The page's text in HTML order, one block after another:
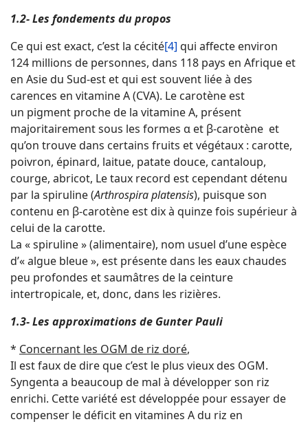
1.2- Les fondements du propos
Ce qui est exact, c’est la cécité[4] qui affecte environ
124 millions de personnes, dans 118 pays en Afrique et
en Asie du Sud-est et qui est souvent liée à des
carences en vitamine A (CVA). Le carotène est
un pigment proche de la vitamine A, présent
majoritairement sous les formes α et β-carotène et
qu’on trouve dans certains fruits et végétaux : carotte,
poivron, épinard, laitue, patate douce, cantaloup,
courge, abricot, Le taux record est cependant détenu
par la spiruline (Arthrospira platensis), puisque son
contenu en β-carotène est dix à quinze fois supérieur à
celui de la carotte.
La « spiruline » (alimentaire), nom usuel d’une espèce
d’« algue bleue », est présente dans les eaux chaudes
peu profondes et saumâtres de la ceinture
intertropicale, et, donc, dans les rizières.
1.3- Les approximations de Gunter Pauli
* Concernant les OGM de riz doré,
Il est faux de dire que c’est le plus vieux des OGM.
Syngenta a beaucoup de mal à développer son riz
enrichi. Cette variété est développée pour essayer de
compenser le déficit en vitamines A du riz en